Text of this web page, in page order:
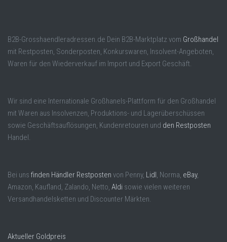
B2B-Grosshaendleradressen.de Dein B2B-Marktplatz vom Großhandel
mit Restposten, Sonderposten, Konkurswaren, Insolvent-Angeboten,
Waren für den Wiederverkauf im Import und Export Geschäft.
Wir sind eine Internationale Großhanels-Plattform für den Großhandel
mit Waren aus Insolvenzen, Produktions- und Lagerüberschüssen
sowie Geschäftsauflösungen, Kundenretouren und den Restposten
Handel.
Bei uns finden Händler Restposten von Penny, Lidl , Norma, eBay,
Amazon, Kaufland, Zalando, Netto, Aldi sowie vielen weiteren
Versandhandelsketten und Discounter Märkten.
Aktueller Goldpreis